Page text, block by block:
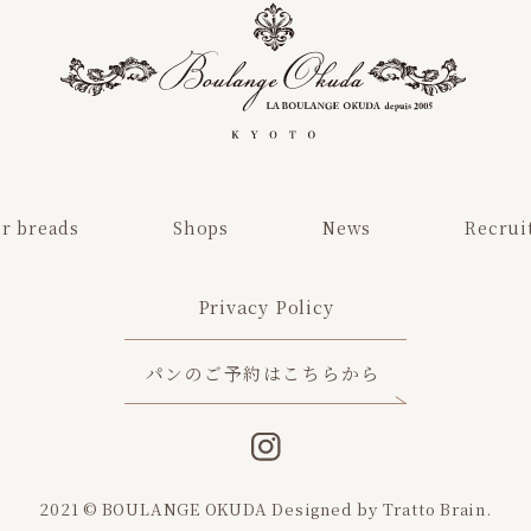
breads Shops News
Privacy Policy
パンのご予約はこちらから
2021 © BOULANGE OKUDADesigned by Tratto Brain .